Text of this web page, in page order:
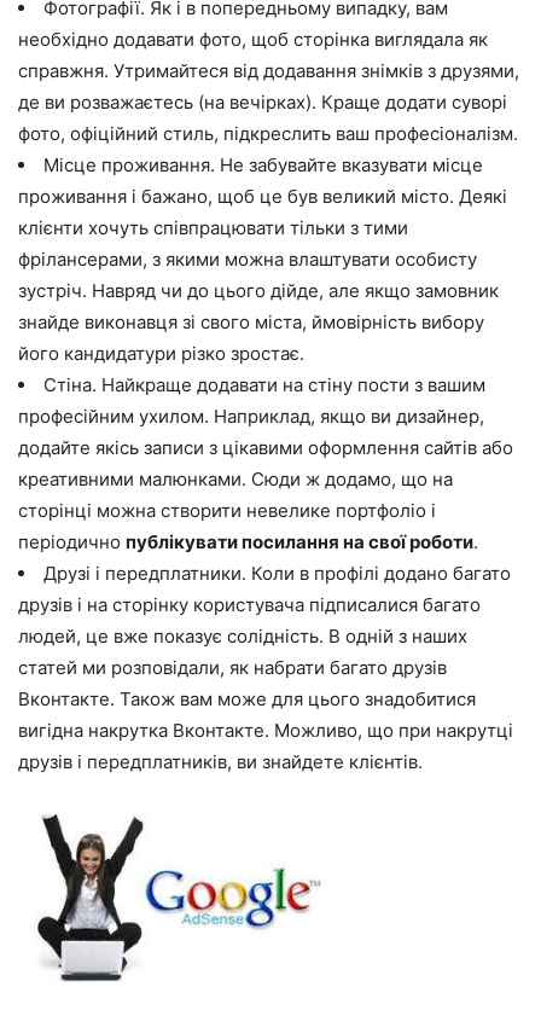
Фотографії. Як і в попередньому випадку, вам
необхідно додавати фото, щоб сторінка виглядала як
справжня. Утримайтеся від додавання знімків з друзями,
де ви розважаєтесь (на вечірках). Краще додати суворі
фото, офіційний стиль, підкреслить ваш професіоналізм.
Місце проживання. Не забувайте вказувати місце
проживання і бажано, щоб це був великий місто. Деякі
клієнти хочуть співпрацювати тільки з тими
фрілансерами, з якими можна влаштувати особисту
зустріч. Навряд чи до цього дійде, але якщо замовник
знайде виконавця зі свого міста, ймовірність вибору
його кандидатури різко зростає.
Стіна. Найкраще додавати на стіну пости з вашим
професійним ухилом. Наприклад, якщо ви дизайнер,
додайте якісь записи з цікавими оформлення сайтів або
креативними малюнками. Сюди ж додамо, що на
сторінці можна створити невелике портфоліо і
періодично публікувати посилання на свої роботи.
Друзі і передплатники. Коли в профілі додано багато
друзів і на сторінку користувача підписалися багато
людей, це вже показує солідність. В одній з наших
статей ми розповідали, як набрати багато друзів
Вконтакте. Також вам може для цього знадобитися
вигідна накрутка Вконтакте. Можливо, що при накрутці
друзів і передплатників, ви знайдете клієнтів.